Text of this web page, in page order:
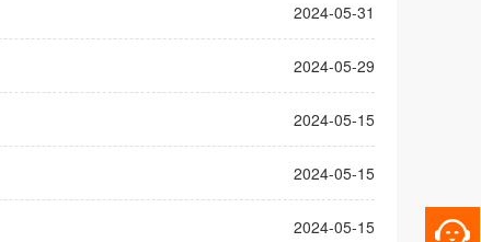
2024-05-31
2024-05-29
2024-05-15
2024-05-15
2024-05-15